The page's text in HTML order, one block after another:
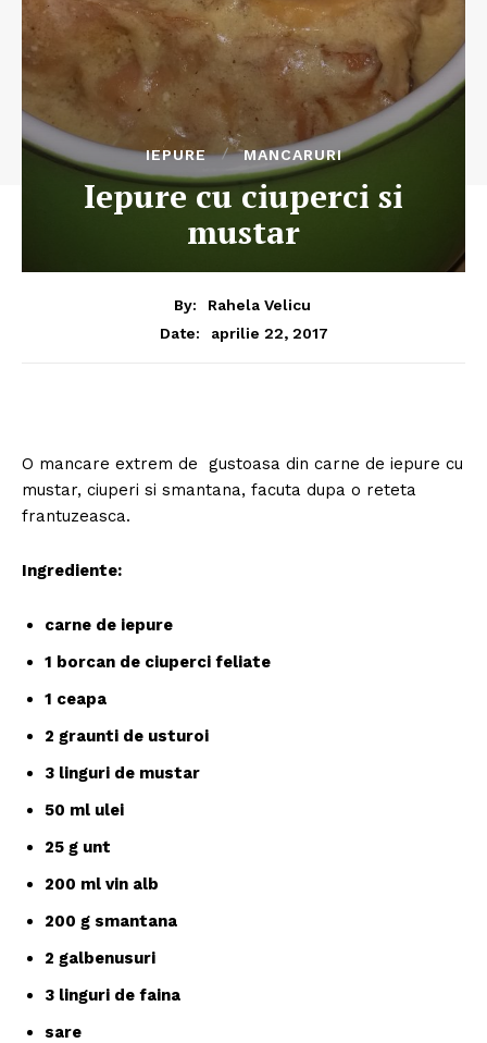
IEPURE MANCARURI
Iepure cu ciuperci si
mustar
By:
Rahela Velicu
Date:
aprilie 22, 2017
O mancare extrem de gustoasa din carne de iepure cu
mustar, ciuperi si smantana, facuta dupa o reteta
frantuzeasca.
Ingrediente:
carne de iepure
1 borcan de ciuperci feliate
1 ceapa
2 graunti de usturoi
3 linguri de mustar
50 ml ulei
25 g unt
200 ml vin alb
200 g smantana
2 galbenusuri
3 linguri de faina
sare